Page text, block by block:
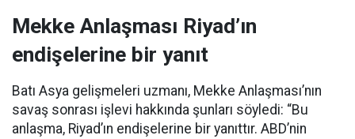
Mekke Anlaşması Riyad’ın
endişelerine bir yanıt
Batı Asya gelişmeleri uzmanı, Mekke Anlaşması’nın
savaş sonrası işlevi hakkında şunları söyledi: “Bu
anlaşma, Riyad’ın endişelerine bir yanıttır. ABD’nin